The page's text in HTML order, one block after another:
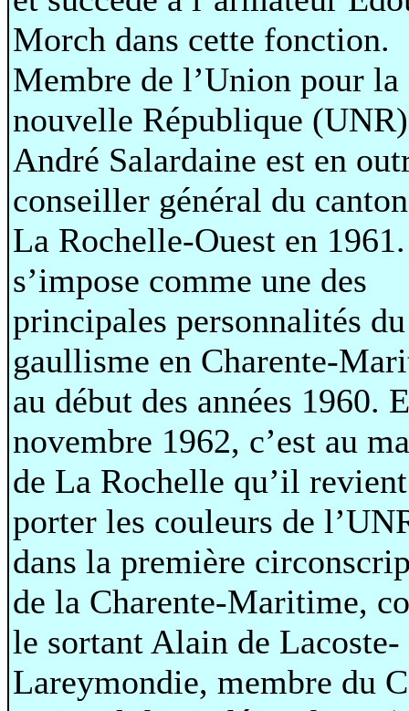
Morch dans cette fonction.
Membre de l’Union pour la
nouvelle République
André Salardaine est en
conseiller général du
La Rochelle-Ouest en
s’impose comme une des
principales personnalités du
gaullisme en Charente-
au début des années 1960.
novembre 1962, c’est au
de La Rochelle qu’il
porter les couleurs de
dans la première
de la Charente-Maritime,
le sortant Alain de Lacoste-
Lareymondie, membre du